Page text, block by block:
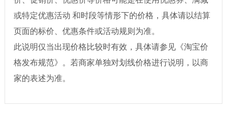
或特定优惠活动 和时段等情形下的价格，具体请以结算
页面的标价、优惠条件或活动规则为准。
此说明仅当出现价格比较时有效，具体请参见《淘宝价
格发布规范》。若商家单独对划线价格进行说明，以商
家的表述为准。